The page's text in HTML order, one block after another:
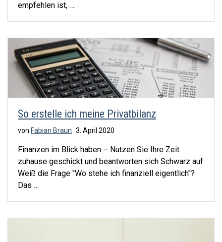
empfehlen ist, …
So erstelle ich meine Privatbilanz
von Fabian Braun 3. April 2020
Finanzen im Blick haben – Nutzen Sie Ihre Zeit
zuhause geschickt und beantworten sich Schwarz auf
Weiß die Frage "Wo stehe ich finanziell eigentlich"?
Das …